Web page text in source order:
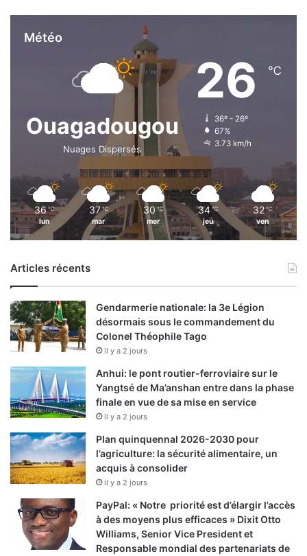
Météo
Ouagadougou
Nuages Dispersés
26 ℃
36º - 26º
67%
3.73 km/h
36 ℃
lun
37 ℃
mar
30 ℃
mer
34 ℃
jeu
32 ℃
ven
Articles récents
Gendarmerie nationale: la 3e Légion
désormais sous le commandement du
Colonel Théophile Tago
il y a 2 jours
Anhui: le pont routier-ferroviaire sur le
Yangtsé de Ma’anshan entre dans la phase
finale en vue de sa mise en service
il y a 2 jours
Plan quinquennal 2026-2030 pour
l’agriculture: la sécurité alimentaire, un
acquis à consolider
il y a 2 jours
PayPal: « Notre priorité est d’élargir l’accès
à des moyens plus efficaces » Dixit Otto
Williams, Senior Vice President et
Responsable mondial des partenariats de